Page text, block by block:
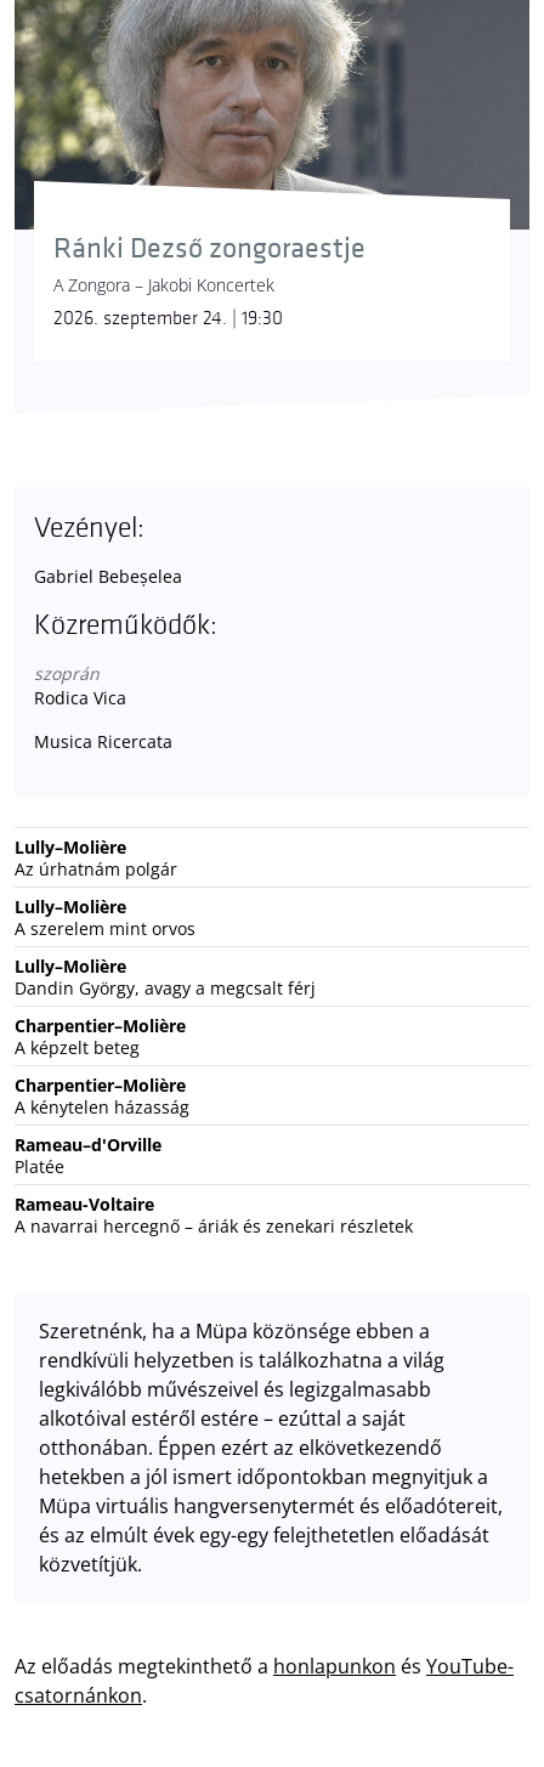
Ránki Dezső zongoraestje
A Zongora – Jakobi Koncertek
2026. szeptember 24. | 19:30
Vezényel:
Gabriel Bebeșelea
Közreműködők:
szoprán
Rodica Vica
Musica Ricercata
Lully–Molière
Az úrhatnám polgár
Lully–Molière
A szerelem mint orvos
Lully–Molière
Dandin György, avagy a megcsalt férj
Charpentier–Molière
A képzelt beteg
Charpentier–Molière
A kénytelen házasság
Rameau–d'Orville
Platée
Rameau-Voltaire
A navarrai hercegnő – áriák és zenekari részletek
Szeretnénk, ha a Müpa közönsége ebben a
rendkívüli helyzetben is találkozhatna a világ
legkiválóbb művészeivel és legizgalmasabb
alkotóival estéről estére – ezúttal a saját
otthonában. Éppen ezért az elkövetkezendő
hetekben a jól ismert időpontokban megnyitjuk a
Müpa virtuális hangversenytermét és előadótereit,
és az elmúlt évek egy-egy felejthetetlen előadását
közvetítjük.
Az előadás megtekinthető a honlapunkon és YouTube-
csatornánkon.